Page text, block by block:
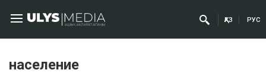
ҚАЗ РУС
население